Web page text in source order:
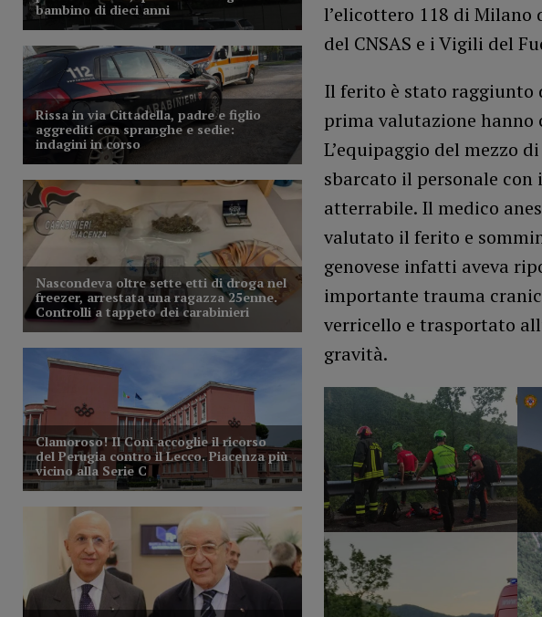
l’elicottero 118 di Milano
del CNSAS e i Vigili del
Il ferito è stato raggiunto
prima valutazione hanno
L’equipaggio del mezzo
sbarcato il personale
atterrabile. Il medico
valutato il ferito e
genovese infatti aveva
importante trauma
verricello e trasportato
gravità.